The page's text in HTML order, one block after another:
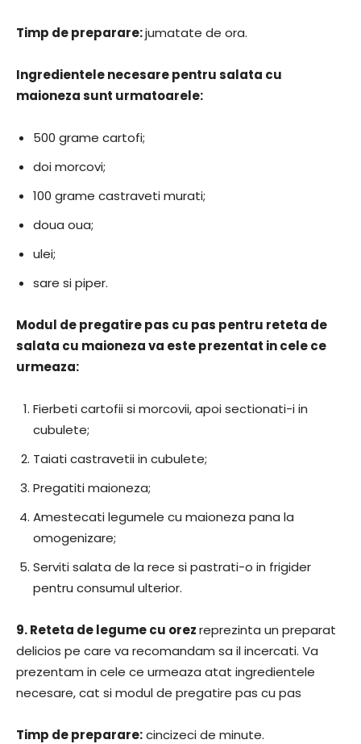
​Timp de preparare:​jumatate de ora.
​Ingredientele necesare pentru salata cu
maioneza sunt urmatoarele:
500 grame cartofi;
doi morcovi;
100 grame castraveti murati;
doua oua;
ulei;
sare si piper.
​Modul de pregatire pas cu pas pentru reteta de
salata cu maioneza va este prezentat in cele ce
urmeaza:
Fierbeti cartofii si morcovii, apoi sectionati-i in
cubulete;
Taiati castravetii in cubulete;
Pregatiti maioneza;
Amestecati legumele cu maioneza pana la
omogenizare;
Serviti salata de la rece si pastrati-o in frigider
pentru consumul ulterior.
9.Reteta de legume cu orezreprezinta un preparat
delicios pe care va recomandam sa il incercati. Va
prezentam in cele ce urmeaza atat ingredientele
necesare, cat si modul de pregatire pas cu pas
Timp de preparare:cincizeci de minute.